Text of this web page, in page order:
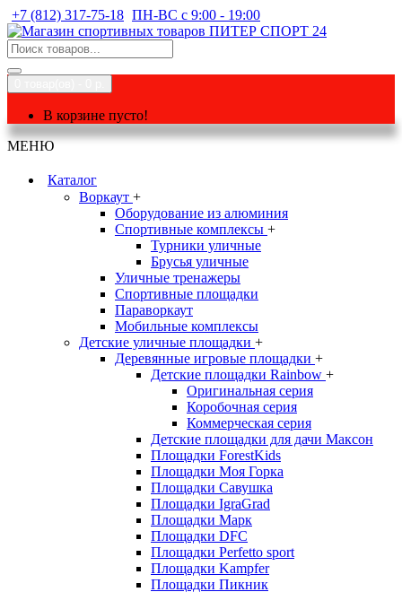
+7 (812) 317-75-18 ПН-ВС с 9:00 - 19:00
В корзине пусто!
МЕНЮ
Каталог
Воркаут +
Оборудование из алюминия
Спортивные комплексы +
Турники уличные
Брусья уличные
Уличные тренажеры
Спортивные площадки
Параворкаут
Мобильные комплексы
Детские уличные площадки +
Деревянные игровые площадки +
Детские площадки Rainbow +
Оригинальная серия
Коробочная серия
Коммерческая серия
Детские площадки для дачи Максон
Площадки ForestKids
Площадки Моя Горка
Площадки Савушка
Площадки IgraGrad
Площадки Марк
Площадки DFC
Площадки Perfetto sport
Площадки Kampfer
Площадки Пикник